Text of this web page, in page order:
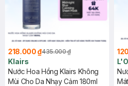
218.000 ₫435.000 ₫
Klairs
Nước Hoa Hồng Klairs Không
Mùi Cho Da Nhạy Cảm 180ml